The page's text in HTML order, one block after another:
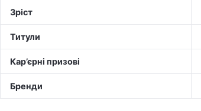
Зріст
Титули
Кар’єрні призові
Бренди